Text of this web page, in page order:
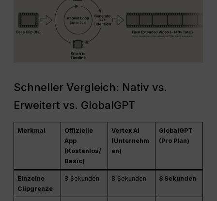
Schneller Vergleich: Nativ vs.
Erweitert vs. GlobalGPT
Merkmal
Offizielle
App
(Kostenlos/
Basic)
Vertex AI
(Unternehm
en)
GlobalGPT
(Pro Plan)
Einzelne
Clipgrenze
8 Sekunden 8 Sekunden 8 Sekunden